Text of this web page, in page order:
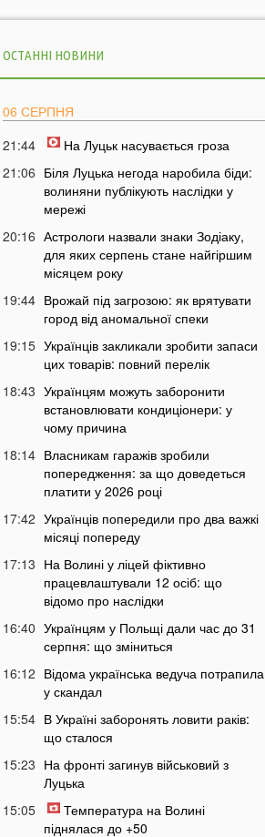
ОСТАННІ НОВИНИ
06 СЕРПНЯ
21:44
На Луцьк насувається гроза
21:06 Біля Луцька негода наробила біди:
волиняни публікують наслідки у
мережі
20:16 Астрологи назвали знаки Зодіаку,
для яких серпень стане найгіршим
місяцем року
19:44 Врожай під загрозою: як врятувати
город від аномальної спеки
19:15 Українців закликали зробити запаси
цих товарів: повний перелік
18:43 Українцям можуть заборонити
встановлювати кондиціонери: у
чому причина
18:14 Власникам гаражів зробили
попередження: за що доведеться
платити у 2026 році
17:42 Українців попередили про два важкі
місяці попереду
17:13 На Волині у ліцей фіктивно
працевлаштували 12 осіб: що
відомо про наслідки
16:40 Українцям у Польщі дали час до 31
серпня: що зміниться
16:12 Відома українська ведуча потрапила
у скандал
15:54 В Україні заборонять ловити раків:
що сталося
15:23 На фронті загинув військовий з
Луцька
15:05
Температура на Волині
піднялася до +50